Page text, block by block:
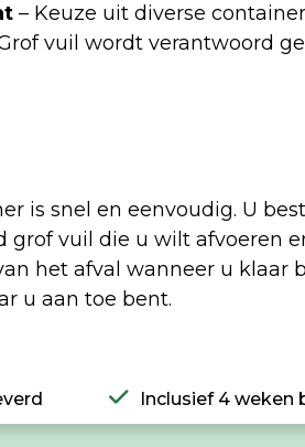
– Keuze uit diverse
vuil wordt verantwoord
is snel en eenvoudig. U
vuil die u wilt afvoeren
het afval wanneer u klaar
u aan toe bent.
Inclusief 4 weken